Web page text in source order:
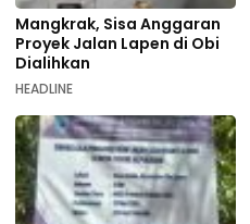
Mangkrak, Sisa Anggaran
Proyek Jalan Lapen di Obi
Dialihkan
HEADLINE